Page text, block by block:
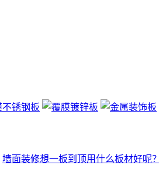
墙面装修想一板到顶用什么板材好呢？